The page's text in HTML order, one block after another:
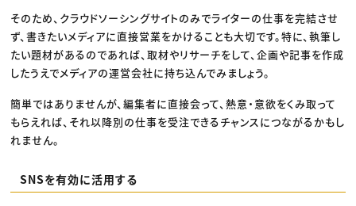
そのため、クラウドソーシングサイトのみでライターの仕事を完結させ
ず、書きたいメディアに直接営業をかけることも大切です。特に、執筆し
たい題材があるのであれば、取材やリサーチをして、企画や記事を作成
したうえでメディアの運営会社に持ち込んでみましょう。
簡単ではありませんが、編集者に直接会って、熱意・意欲をくみ取って
もらえれば、それ以降別の仕事を受注できるチャンスにつながるかもし
れません。
SNSを有効に活用する